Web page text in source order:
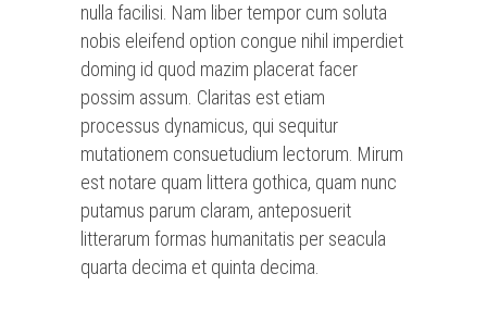
nulla facilisi. Nam liber tempor cum soluta
nobis eleifend option congue nihil imperdiet
doming id quod mazim placerat facer
possim assum. Claritas est etiam
processus dynamicus, qui sequitur
mutationem consuetudium lectorum. Mirum
est notare quam littera gothica, quam nunc
putamus parum claram, anteposuerit
litterarum formas humanitatis per seacula
quarta decima et quinta decima.